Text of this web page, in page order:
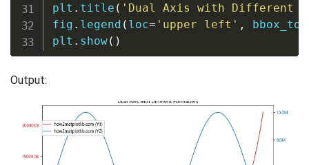
plt . title ( 'Dual Axis with Different
fig . legend ( loc= 'upper left' ,
plt . show( )
Output: